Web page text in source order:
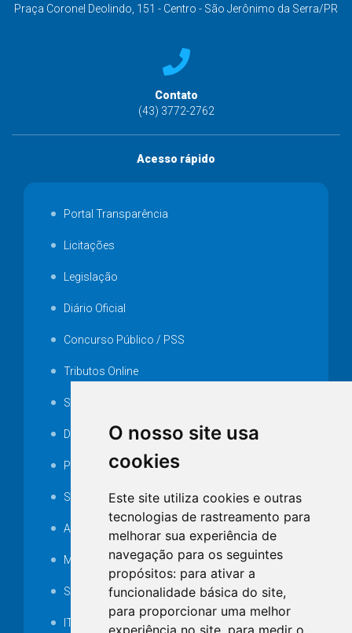
O nosso site usa
cookies
Este site utiliza cookies e outras
tecnologias de rastreamento para
melhorar sua experiência de
navegação para os seguintes
propósitos: para ativar a
funcionalidade básica do site,
para proporcionar uma melhor
experiência no site, para medir o
Praça Coronel Deolindo, 151 - Centro - São Jerônimo da Serra/PR
Contato
(43) 3772-2762
Acesso rápido
Portal Transparência
Licitações
Legislação
Diário Oficial
Concurso Público / PSS
Tributos Online
Serviços ISS-E
Decretos
Portarias
SAMAE
Audiência pública
MANUTENÇÃO DE ILUMINAÇÃO PÚBLICA
Serviços Técnicos TI
ITR